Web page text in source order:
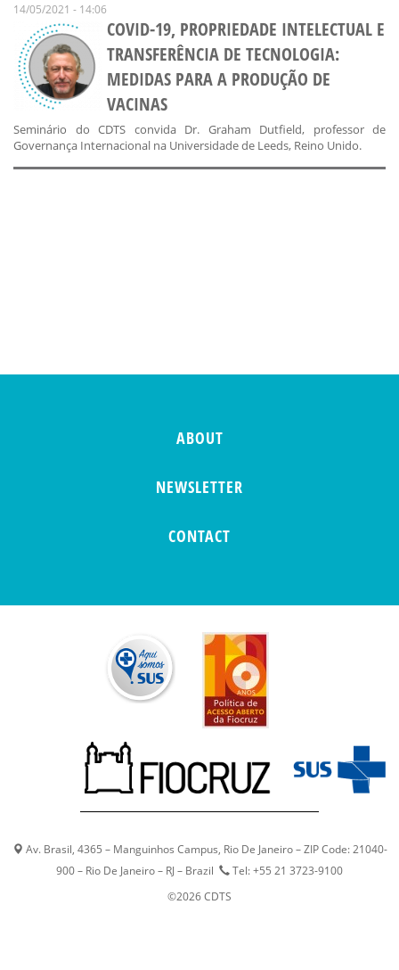
14/05/2021 - 14:06
COVID-19, PROPRIEDADE INTELECTUAL E
TRANSFERÊNCIA DE TECNOLOGIA:
MEDIDAS PARA A PRODUÇÃO DE
VACINAS
Seminário do CDTS convida Dr. Graham Dutfield, professor de
Governança Internacional na Universidade de Leeds, Reino Unido.
ABOUT
NEWSLETTER
CONTACT
Av. Brasil, 4365 – Manguinhos Campus, Rio De Janeiro – ZIP Code: 21040-
900 – Rio De Janeiro – RJ – Brazil
Tel: +55 21 3723-9100
©2026 CDTS